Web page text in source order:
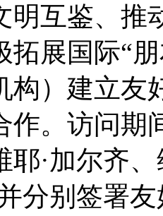
明互鉴、推
拓展国际“
构）建立友
作。访问期
耶·加尔齐
分别签署